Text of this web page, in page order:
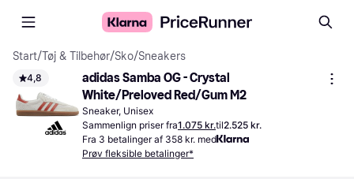
Start/Tøj & Tilbehør/Sko/Sneakers
4,8
adidas Samba OG - Crystal
White/Preloved Red/Gum M2
Sneaker, Unisex
Sammenlign priser fra1.075 kr.til2.525 kr.
Fra 3 betalinger af 358 kr. med
Prøv fleksible betalinger*